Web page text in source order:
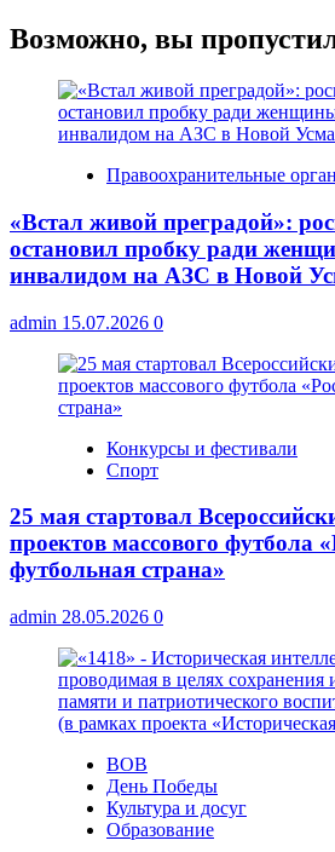
Возможно, вы
Правоохранительные
«Встал живой преградой»:
остановил пробку ради
инвалидом на АЗС в Новой
admin 15.07.2026 0
Конкурсы и фестивали
Спорт
25 мая стартовал
проектов массового футбола
футбольная страна»
admin 28.05.2026 0
ВОВ
День Победы
Культура и досуг
Образование